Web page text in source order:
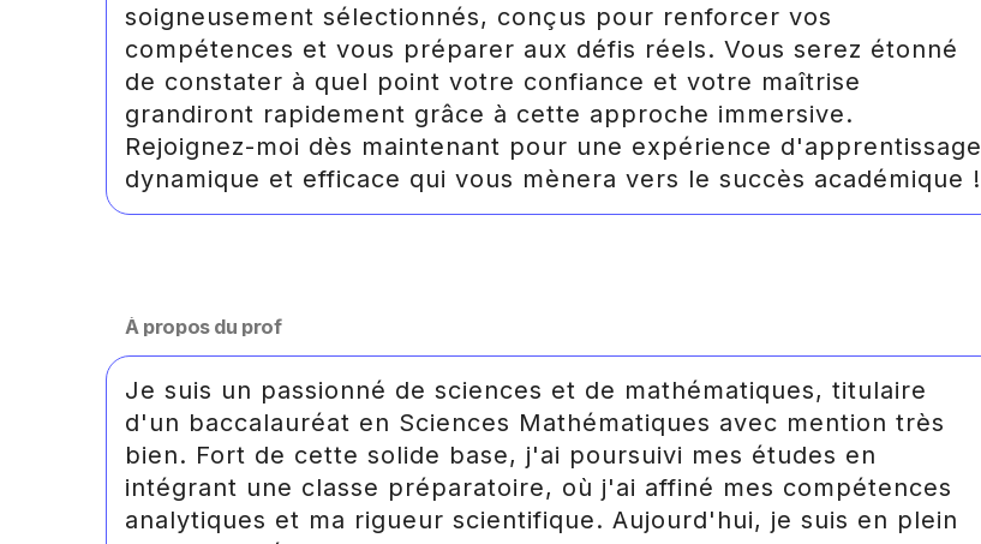
soigneusement sélectionnés, conçus pour renforcer vos
compétences et vous préparer aux défis réels. Vous serez étonné
de constater à quel point votre confiance et votre maîtrise
grandiront rapidement grâce à cette approche immersive.
Rejoignez-moi dès maintenant pour une expérience d'apprentissage
dynamique et efficace qui vous mènera vers le succès académique !
À propos du prof
Je suis un passionné de sciences et de mathématiques, titulaire
d'un baccalauréat en Sciences Mathématiques avec mention très
bien. Fort de cette solide base, j'ai poursuivi mes études en
intégrant une classe préparatoire, où j'ai affiné mes compétences
analytiques et ma rigueur scientifique. Aujourd'hui, je suis en plein